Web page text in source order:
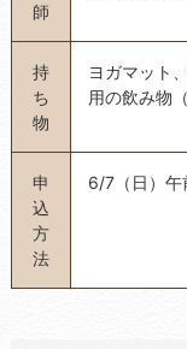
師
持
ち
物
ヨガマット
用の飲み物
申
込
方
法
6/7（日）